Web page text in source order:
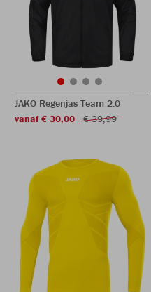
JAKO Regenjas Team 2.0
vanaf € 30,00
€ 39,99